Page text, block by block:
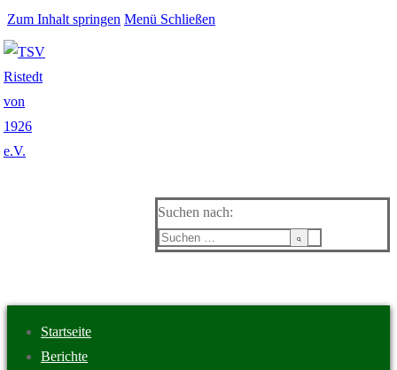
Zum Inhalt springen Menü Schließen
Suchen nach:
Startseite
Berichte